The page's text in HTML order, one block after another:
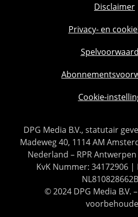
Disclaimer
Privacy- en
Cookie-
DPG Media B.V., statutair
Madeweg 40, 1114 AM
Nederland – RPR
KvK Nummer: 34172906 |
© 2024 DPG Media B.V.